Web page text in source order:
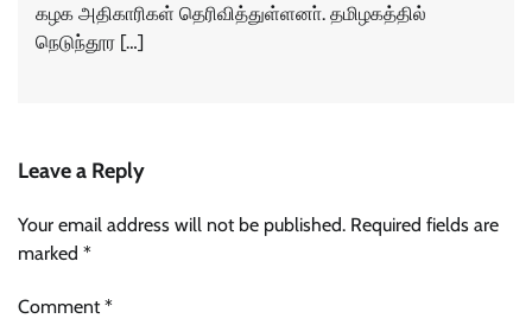
கழக அதிகாரிகள் தெரிவித்துள்ளனா். தமிழகத்தில்
நெடுந்தூர […]
Leave a Reply
Your email address will not be published. Required fields are
marked *
Comment*